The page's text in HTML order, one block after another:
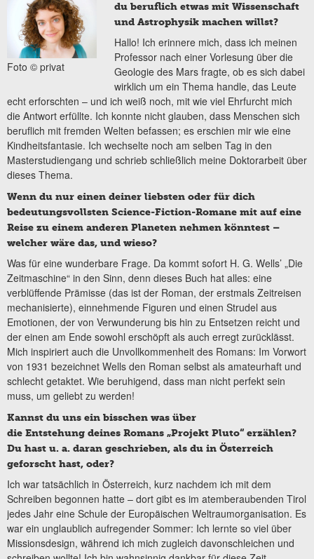
Foto © privat
du beruflich etwas mit Wissenschaft
und Astrophysik machen willst?
Hallo! Ich erinnere mich, dass ich meinen
Professor nach einer Vorlesung über die
Geologie des Mars fragte, ob es sich dabei
wirklich um ein Thema handle, das Leute
echt erforschten – und ich weiß noch, mit wie viel Ehrfurcht mich
die Antwort erfüllte. Ich konnte nicht glauben, dass Menschen sich
beruflich mit fremden Welten befassen; es erschien mir wie eine
Kindheitsfantasie. Ich wechselte noch am selben Tag in den
Masterstudiengang und schrieb schließlich meine Doktorarbeit über
dieses Thema.
Wenn du nur einen deiner liebsten oder für dich
bedeutungsvollsten Science-Fiction-Romane mit auf eine
Reise zu einem anderen Planeten nehmen könntest –
welcher wäre das, und wieso?
Was für eine wunderbare Frage. Da kommt sofort H. G. Wells’ „Die
Zeitmaschine“ in den Sinn, denn dieses Buch hat alles: eine
verblüffende Prämisse (das ist der Roman, der erstmals Zeitreisen
mechanisierte), einnehmende Figuren und einen Strudel aus
Emotionen, der von Verwunderung bis hin zu Entsetzen reicht und
der einen am Ende sowohl erschöpft als auch erregt zurücklässt.
Mich inspiriert auch die Unvollkommenheit des Romans: Im Vorwort
von 1931 bezeichnet Wells den Roman selbst als amateurhaft und
schlecht getaktet. Wie beruhigend, dass man nicht perfekt sein
muss, um geliebt zu werden!
Kannst du uns ein bisschen was über
die Entstehung deines Romans „Projekt Pluto“ erzählen?
Du hast u. a. daran geschrieben, als du in Österreich
geforscht hast, oder?
Ich war tatsächlich in Österreich, kurz nachdem ich mit dem
Schreiben begonnen hatte – dort gibt es im atemberaubenden Tirol
jedes Jahr eine Schule der Europäischen Weltraumorganisation. Es
war ein unglaublich aufregender Sommer: Ich lernte so viel über
Missionsdesign, während ich mich zugleich davonschleichen und